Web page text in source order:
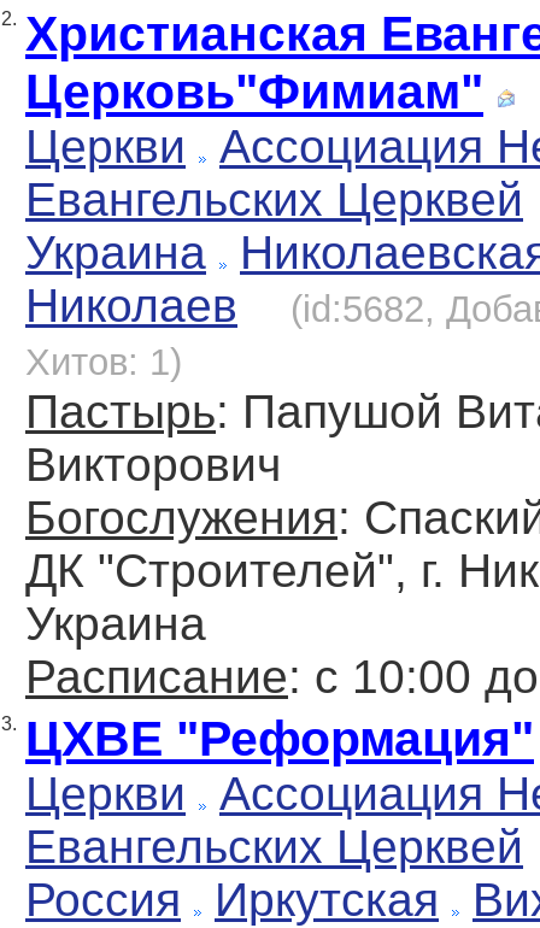
2. Христианская
Церковь"Фимиам"
Церкви
Ассоциация
Евангельских Церквей
Украина
Николаев
(id:5682,
Хитов: 1)
Пастырь: Папушой
Викторович
Богослужения:
ДК "Строителей", г.
Украина
Расписание: с 10:00
3. ЦХВЕ "Реформация"
Церкви
Ассоциация
Евангельских Церквей
Россия
Иркутская